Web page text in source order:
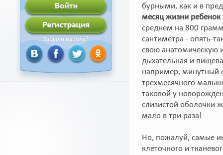
Забыли пароль?
бурными, как и в
месяц жизни ребенок
среднем на 800
сантиметра - опять-
свою
дыхательная и
например, минутный
трехмесячного
таковой у
слизистой оболочки
мало в три раза!
Но, пожалуй, самые
клеточного и